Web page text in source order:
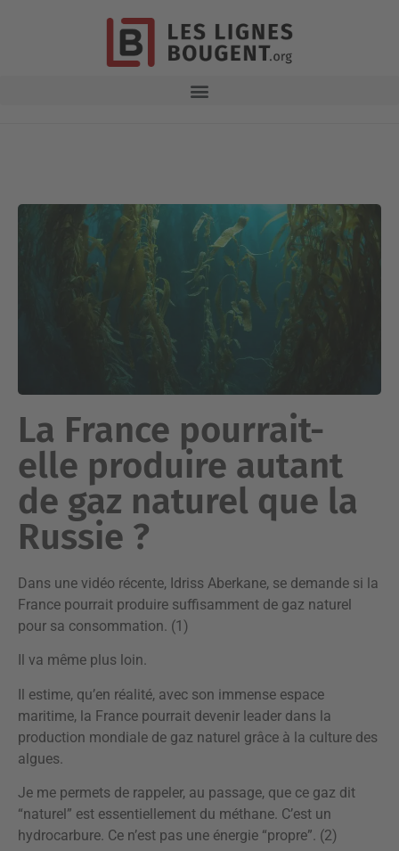
La France pourrait-
elle produire autant
de gaz naturel que la
Russie ?
Dans une vidéo récente, Idriss Aberkane, se demande si la
France pourrait produire suffisamment de gaz naturel
pour sa consommation. (1)
Il va même plus loin.
Il estime, qu’en réalité, avec son immense espace
maritime, la France pourrait devenir leader dans la
production mondiale de gaz naturel grâce à la culture des
algues.
Je me permets de rappeler, au passage, que ce gaz dit
“naturel” est essentiellement du méthane. C’est un
hydrocarbure. Ce n’est pas une énergie “propre”. (2)